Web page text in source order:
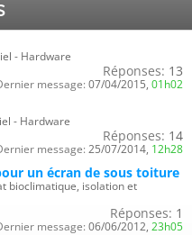
- Hardware
Réponses: 13
message: 07/04/2015, 01h02
- Hardware
Réponses: 14
message: 25/07/2014, 12h28
un écran de sous toiture
bioclimatique, isolation et
Réponses: 1
message: 06/06/2012, 23h05